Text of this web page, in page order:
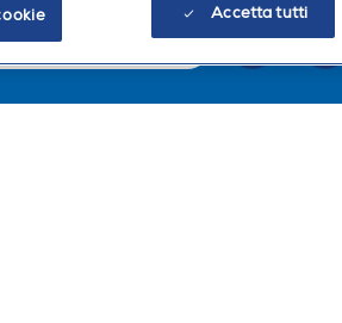
Accetta tutti